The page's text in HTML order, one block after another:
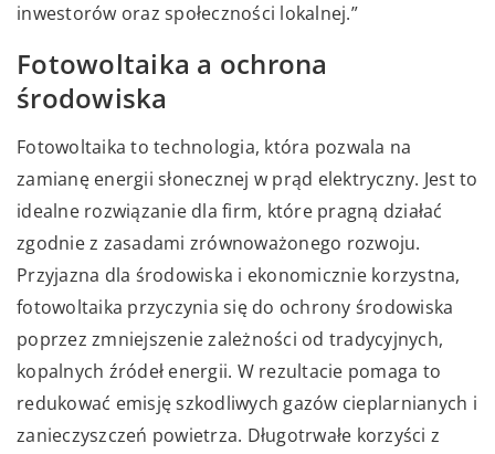
inwestorów oraz społeczności lokalnej.”
Fotowoltaika a ochrona
środowiska
Fotowoltaika to technologia, która pozwala na
zamianę energii słonecznej w prąd elektryczny. Jest to
idealne rozwiązanie dla firm, które pragną działać
zgodnie z zasadami zrównoważonego rozwoju.
Przyjazna dla środowiska i ekonomicznie korzystna,
fotowoltaika przyczynia się do ochrony środowiska
poprzez zmniejszenie zależności od tradycyjnych,
kopalnych źródeł energii. W rezultacie pomaga to
redukować emisję szkodliwych gazów cieplarnianych i
zanieczyszczeń powietrza. Długotrwałe korzyści z